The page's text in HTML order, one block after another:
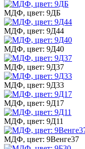
МДФ, цвет: 9ДБ
МДФ, цвет: 9Д44
МДФ, цвет: 9Д40
МДФ, цвет: 9Д37
МДФ, цвет: 9Д33
МДФ, цвет: 9Д17
МДФ, цвет: 9Д11
МДФ, цвет: 9Венге37